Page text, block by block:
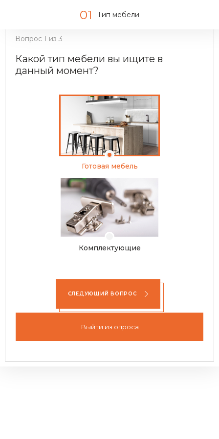
01 Тип мебели
Вопрос 1 из 3
Какой тип мебели вы ищите в
данный момент?
Готовая мебель
Комплектующие
СЛЕДУЮЩИЙ ВОПРОС
Выйти из опроса